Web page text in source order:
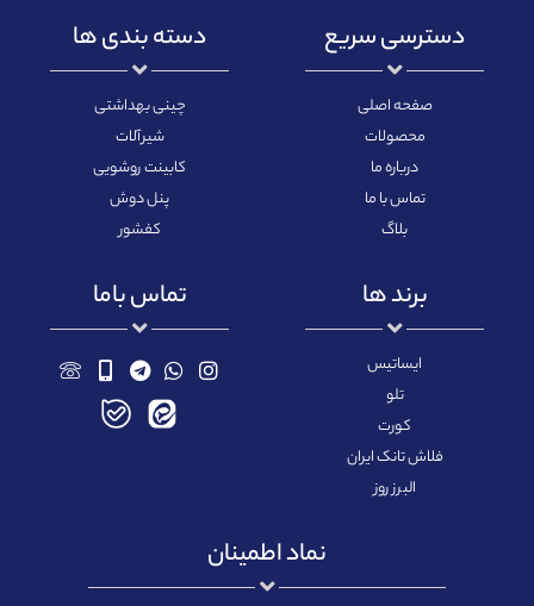
دسترسی سریع
صفحه اصلی
محصولات
درباره ما
تماس با ما
بلاگ
دسته بندی ها
چینی بهداشتی
شیرآلات
کابینت روشویی
پنل دوش
کفشور
برند ها
ایساتیس
تلو
کورت
فلاش تانک ایران
البرز روز
تماس باما
نماد اطمینان